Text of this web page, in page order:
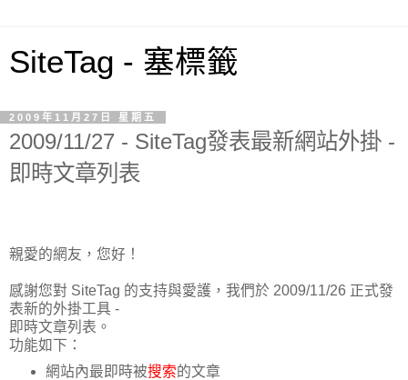
SiteTag - 塞標籤
2009年11月27日 星期五
2009/11/27 - SiteTag發表最新網站外掛 -
即時文章列表
親愛的網友，您好！
感謝您對 SiteTag 的支持與愛護，我們於 2009/11/26 正式發
表新的外掛工具 -
即時文章列表。
功能如下：
網站內最即時被搜索的文章